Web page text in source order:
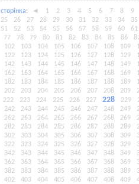
сторiнка: ◄ 1 2 3 4 5 6 7 8
9
25
26 27 28 29 30 31 32 33 34
35
51
52 53 54 55 56 57 58 59 60
61
77
78 79 80 81 82 83 84 85 86
102
103 104 105 106 107 108 109
122
123 124 125 126 127 128 129
142
143 144 145 146 147 148 149
162
163 164 165 166 167 168 169
182
183 184 185 186 187 188 189
202
203 204 205 206 207 208 209
222
223 224 225 226 227 228 229
242
243 244 245 246 247 248 249
262
263 264 265 266 267 268 269
282
283 284 285 286 287 288 289
302
303 304 305 306 307 308 309
322
323 324 325 326 327 328 329
342
343 344 345 346 347 348 349
362
363 364 365 366 367 368 369
382
383 384 385 386 387 388 389
402
403 404 405 406 407 408 409